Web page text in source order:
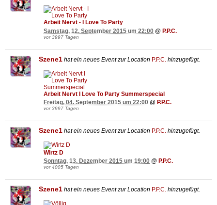
Arbeit Nervt - I Love To Party
Samstag, 12. September 2015 um 22:00 @ P.P.C.
vor 3997 Tagen
Szene1 hat ein neues Event zur Location P.P.C. hinzugefügt.
Arbeit Nervt I Love To Party Summerspecial
Freitag, 04. September 2015 um 22:00 @ P.P.C.
vor 3997 Tagen
Szene1 hat ein neues Event zur Location P.P.C. hinzugefügt.
Wirtz D
Sonntag, 13. Dezember 2015 um 19:00 @ P.P.C.
vor 4005 Tagen
Szene1 hat ein neues Event zur Location P.P.C. hinzugefügt.